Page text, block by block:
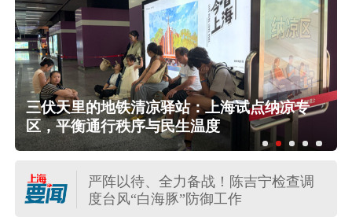
三伏天里的地铁清凉驿站：上海试点纳凉专
区，平衡通行秩序与民生温度
严阵以待、全力备战！陈吉宁检查调
度台风“白海豚”防御工作
中国东方电气集团原党组副书记、董
事宋致远被查
航行警告！南海部分海域进行军事训
练 禁止驶入